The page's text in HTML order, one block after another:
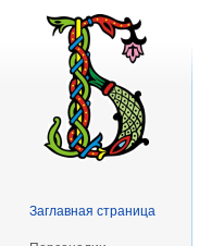
Заглавная страница